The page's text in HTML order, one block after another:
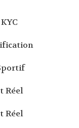
Réel
Réel